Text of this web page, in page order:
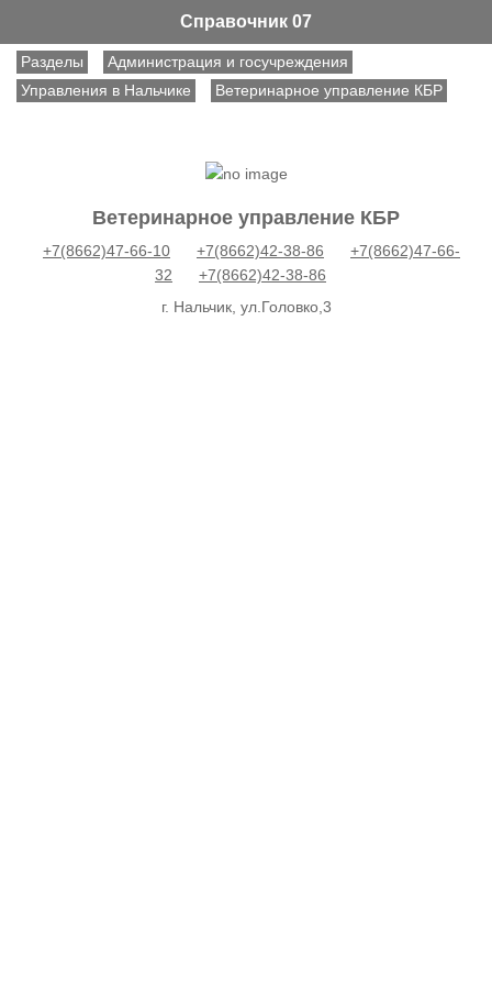
Справочник 07
Разделы
Администрация и госучреждения
Управления в Нальчике
Ветеринарное управление КБР
Ветеринарное управление КБР
+7(8662)47-66-10 +7(8662)42-38-86
+7(8662)47-66-
32
+7(8662)42-38-86
г. Нальчик, ул.Головко,3